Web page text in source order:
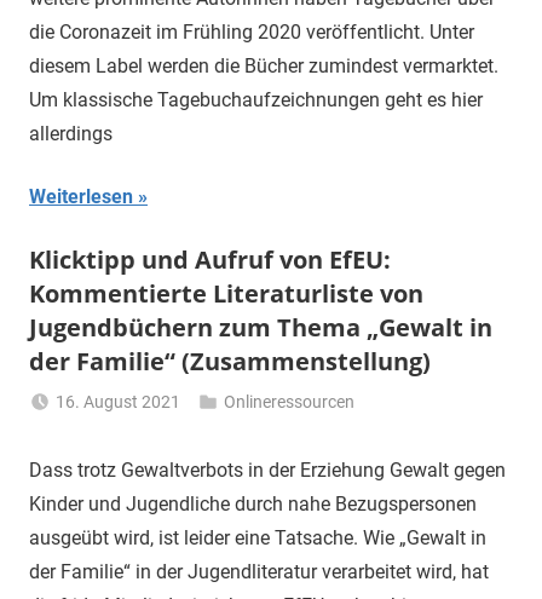
die Coronazeit im Frühling 2020 veröffentlicht. Unter
diesem Label werden die Bücher zumindest vermarktet.
Um klassische Tagebuchaufzeichnungen geht es hier
allerdings
Weiterlesen
Klicktipp und Aufruf von EfEU:
Kommentierte Literaturliste von
Jugendbüchern zum Thema „Gewalt in
der Familie“ (Zusammenstellung)
16. August 2021
Gerhalter
Onlineressourcen
Dass trotz Gewaltverbots in der Erziehung Gewalt gegen
Kinder und Jugendliche durch nahe Bezugspersonen
ausgeübt wird, ist leider eine Tatsache. Wie „Gewalt in
der Familie“ in der Jugendliteratur verarbeitet wird, hat